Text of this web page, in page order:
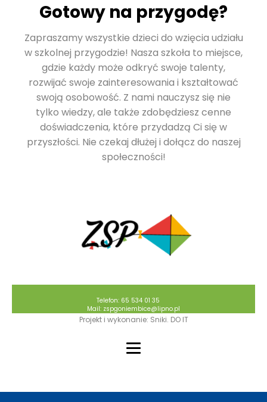
Gotowy na przygodę?
Zapraszamy wszystkie dzieci do wzięcia udziału
w szkolnej przygodzie! Nasza szkoła to miejsce,
gdzie każdy może odkryć swoje talenty,
rozwijać swoje zainteresowania i kształtować
swoją osobowość. Z nami nauczysz się nie
tylko wiedzy, ale także zdobędziesz cenne
doświadczenia, które przydadzą Ci się w
przyszłości. Nie czekaj dłużej i dołącz do naszej
społeczności!
Telefon: 65 534 01 35
Mail: zspgoniembice@lipno.pl
Projekt i wykonanie: Sniki. DO IT